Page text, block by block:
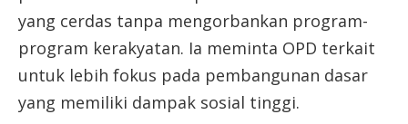
yang cerdas tanpa mengorbankan program-
program kerakyatan. Ia meminta OPD terkait
untuk lebih fokus pada pembangunan dasar
yang memiliki dampak sosial tinggi.